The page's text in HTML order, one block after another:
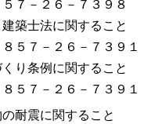
－２６－７３９８
建築士法に関すること
７－２６－７３９１
くり条例に関すること
７－２６－７３９１
耐震に関すること